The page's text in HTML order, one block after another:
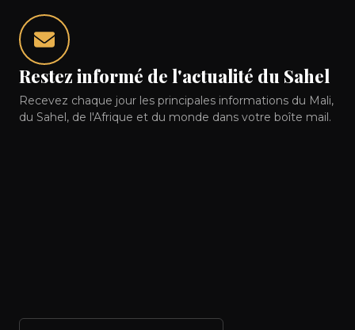
Restez informé de l'actualité du Sahel
Recevez chaque jour les principales informations du Mali,
du Sahel, de l'Afrique et du monde dans votre boîte mail.